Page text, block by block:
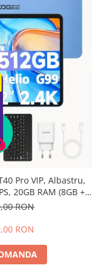
Pro VIP, Albastru,
20GB RAM (8GB +
512GB, Helio G99,
RON
RON